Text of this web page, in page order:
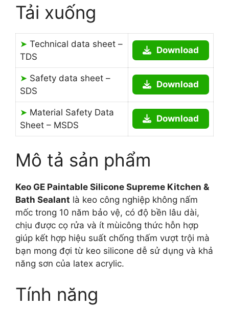
Tải xuống
➤ Technical data sheet –
TDS
Download
➤ Safety data sheet –
SDS
Download
➤ Material Safety Data
Sheet – MSDS
Download
Mô tả sản phẩm
Keo GE Paintable Silicone Supreme Kitchen &
Bath Sealant là keo công nghiệp không nấm
mốc trong 10 năm bảo vệ, có độ bền lâu dài,
chịu được cọ rửa và ít mùicông thức hỗn hợp
giúp kết hợp hiệu suất chống thấm vượt trội mà
bạn mong đợi từ keo silicone dễ sử dụng và khả
năng sơn của latex acrylic.
Tính năng